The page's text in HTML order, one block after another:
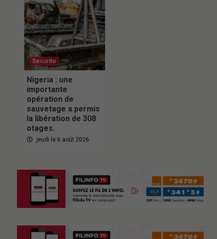
Securite
Nigeria : une
importante
opération de
sauvetage a permis
la libération de 308
otages.
jeudi le 6 août 2026